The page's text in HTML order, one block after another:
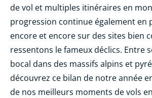
de vol et multiples itinéraires en
progression continue également en
encore et encore sur des sites bien
ressentons le fameux déclics. Entre
bocal dans des massifs alpins et
découvrez ce bilan de notre année
de nos meilleurs moments de vols